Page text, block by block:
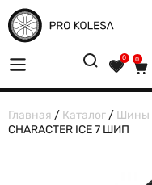
0 0
Главная / Каталог / Шины
CHARACTER ICE 7 ШИП